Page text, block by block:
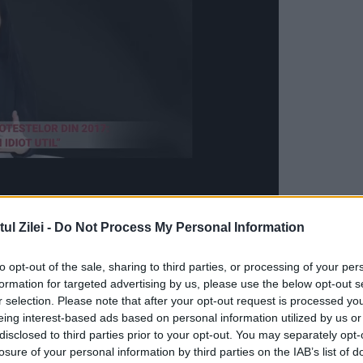
Zilei - Do Not Process My Personal Information
opt-out of the sale, sharing to third parties, or processing of your
for targeted advertising by us, please use the below opt-out
selection. Please note that after your opt-out request is processed
interest-based ads based on personal information utilized by us
to third parties prior to your opt-out. You may separately
of your personal information by third parties on the IAB’s list of
Keys în finala de la Montreal 2016, scor 7-6,
sportivei. În opinia sportivei australienii şi
lor neexistând „autopresiunea”.
Keys: ”Am rămas șocată!”
împotriva sportivei din USA,Madison Keys